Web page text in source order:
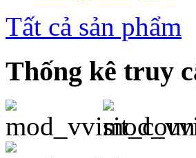
Tất cả sản phẩm
Thống kê truy